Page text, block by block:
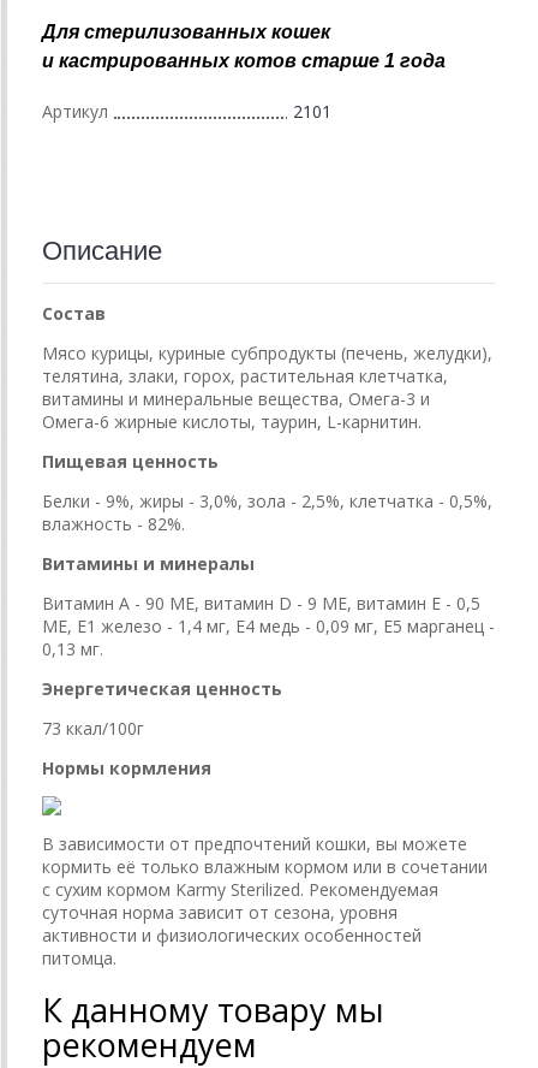
Для стерилизованных кошек
и кастрированных котов старше 1 года
Артикул 2101
Описание
Состав
Мясо курицы, куриные субпродукты (печень, желудки),
телятина, злаки, горох, растительная клетчатка,
витамины и минеральные вещества, Омега-3 и
Омега-6 жирные кислоты, таурин, L-карнитин.
Пищевая ценность
Белки - 9%, жиры - 3,0%, зола - 2,5%, клетчатка - 0,5%,
влажность - 82%.
Витамины и минералы
Витамин А - 90 МЕ, витамин D - 9 МЕ, витамин Е - 0,5
МЕ, Е1 железо - 1,4 мг, Е4 медь - 0,09 мг, Е5 марганец -
0,13 мг.
Энергетическая ценность
73 ккал/100г
Нормы кормления
В зависимости от предпочтений кошки, вы можете
кормить её только влажным кормом или в сочетании
с сухим кормом Karmy Sterilized. Рекомендуемая
суточная норма зависит от сезона, уровня
активности и физиологических особенностей
питомца.
К данному товару мы
рекомендуем